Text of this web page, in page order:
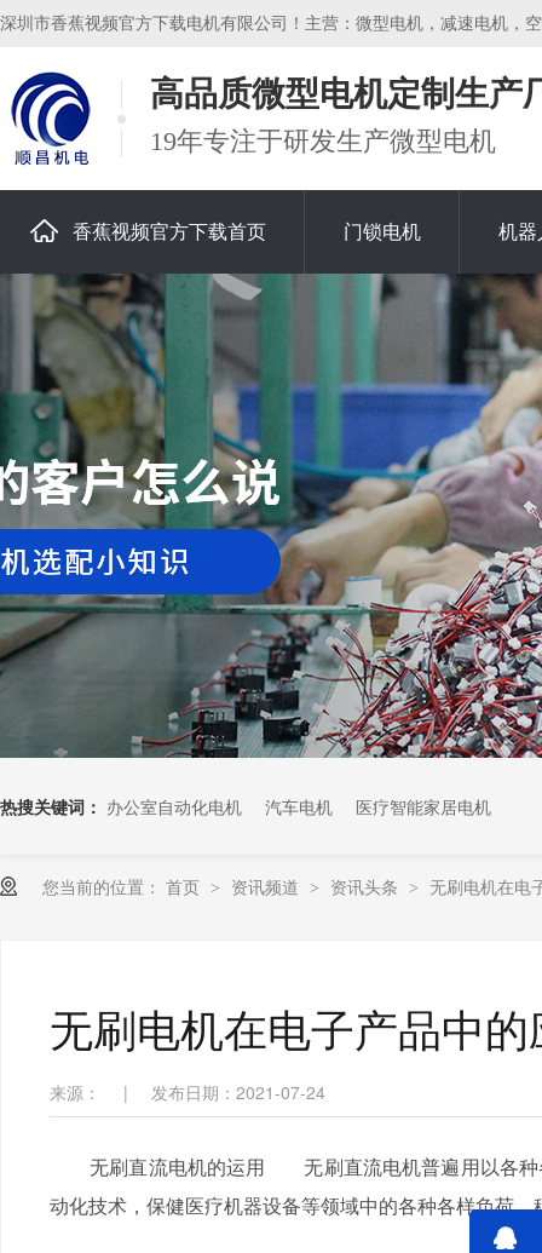
深圳市香蕉视频官方下载电机有限公司！主营：微型电机，减速电机，
高品质微型电机定制生产
19年专注于研发生产微型电机
香蕉视频官方下载首页 门锁电机 机器
关于香蕉视频官方下载
热搜关键词： 办公室自动化电机 汽车电机 医疗智能家居电机
您当前的位置： 首页 > 资讯频道 > 资讯头条 > 无刷电机在电
无刷电机在电子产品中
来源： | 发布日期：2021-07-24
无刷直流电机的运用 无刷直流电机普遍用以各种各样运用要
动化技术，保健医疗机器设备等领域中的各种各样负荷，